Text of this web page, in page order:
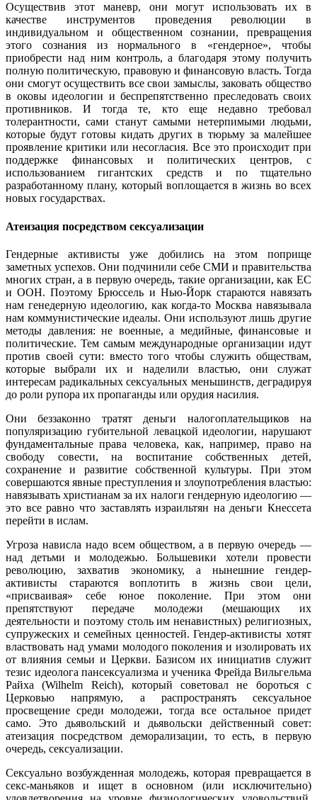
Осуществив этот маневр, они могут использовать их в
качестве инструментов проведения революции в
индивидуальном и общественном сознании, превращения
этого сознания из нормального в «гендерное», чтобы
приобрести над ним контроль, а благодаря этому получить
полную политическую, правовую и финансовую власть. Тогда
они смогут осуществить все свои замыслы, заковать общество
в оковы идеологии и беспрепятственно преследовать своих
противников. И тогда те, кто еще недавно требовал
толерантности, сами станут самыми нетерпимыми людьми,
которые будут готовы кидать других в тюрьму за малейшее
проявление критики или несогласия. Все это происходит при
поддержке финансовых и политических центров, с
использованием гигантских средств и по тщательно
разработанному плану, который воплощается в жизнь во всех
новых государствах.
Атеизация посредством сексуализации
Гендерные активисты уже добились на этом поприще
заметных успехов. Они подчинили себе СМИ и правительства
многих стран, а в первую очередь, такие организации, как ЕС
и ООН. Поэтому Брюссель и Нью-Йорк стараются навязать
нам генедерную идеологию, как когда-то Москва навязывала
нам коммунистические идеалы. Они используют лишь другие
методы давления: не военные, а медийные, финансовые и
политические. Тем самым международные организации идут
против своей сути: вместо того чтобы служить обществам,
которые выбрали их и наделили властью, они служат
интересам радикальных сексуальных меньшинств, деградируя
до роли рупора их пропаганды или орудия насилия.
Они беззаконно тратят деньги налогоплательщиков на
популяризацию губительной левацкой идеологии, нарушают
фундаментальные права человека, как, например, право на
свободу совести, на воспитание собственных детей,
сохранение и развитие собственной культуры. При этом
совершаются явные преступления и злоупотребления властью:
навязывать христианам за их налоги гендерную идеологию —
это все равно что заставлять израильтян на деньги Кнессета
перейти в ислам.
Угроза нависла надо всем обществом, а в первую очередь —
над детьми и молодежью. Большевики хотели провести
революцию, захватив экономику, а нынешние гендер-
активисты стараются воплотить в жизнь свои цели,
«присваивая» себе юное поколение. При этом они
препятствуют передаче молодежи (мешающих их
деятельности и поэтому столь им ненавистных) религиозных,
супружеских и семейных ценностей. Гендер-активисты хотят
властвовать над умами молодого поколения и изолировать их
от влияния семьи и Церкви. Базисом их инициатив служит
тезис идеолога пансексуализма и ученика Фрейда Вильгельма
Райха (Wilhelm Reich), который советовал не бороться с
Церковью напрямую, а распространять сексуальное
просвещение среди молодежи, тогда все остальное придет
само. Это дьявольский и дьявольски действенный совет:
атеизация посредством деморализации, то есть, в первую
очередь, сексуализации.
Сексуально возбужденная молодежь, которая превращается в
секс-маньяков и ищет в основном (или исключительно)